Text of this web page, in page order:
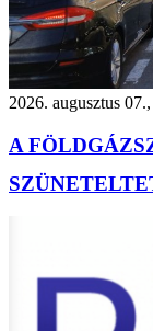
2026. augusztus
A